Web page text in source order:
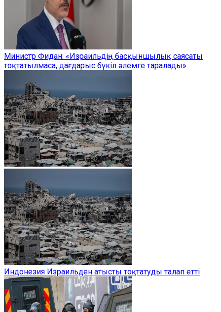
Министр Фидан: «Израильдің басқыншылық саясаты
тоқтатылмаса, дағдарыс бүкіл әлемге таралады»
Индонезия Израильден атысты тоқтатуды талап етті